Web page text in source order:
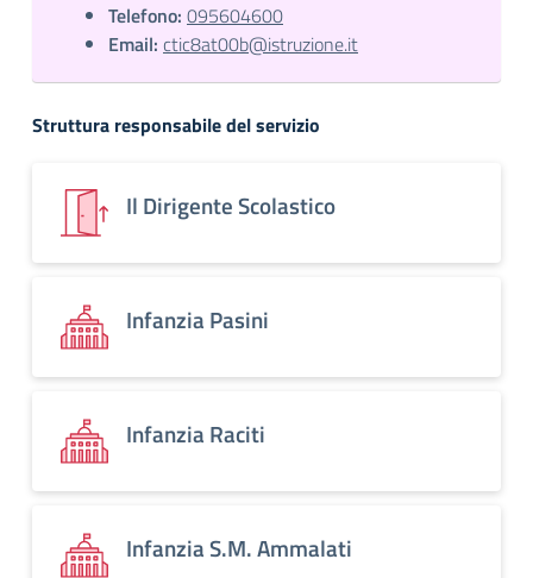
Telefono: 095604600
Email: ctic8at00b@istruzione.it
Struttura responsabile del servizio
Il Dirigente Scolastico
Infanzia Pasini
Infanzia Raciti
Infanzia S.M. Ammalati